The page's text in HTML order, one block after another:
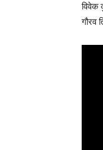
विवेक
गौरव